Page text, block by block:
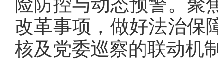
改革事项，做好法治保
核及党委巡察的联动机